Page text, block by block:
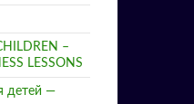
–
LESSONS
детей —